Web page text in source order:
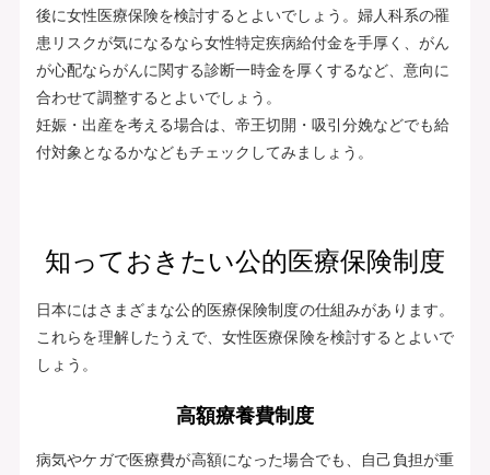
後に女性医療保険を検討するとよいでしょう。婦人科系の罹
患リスクが気になるなら女性特定疾病給付金を手厚く、がん
が心配ならがんに関する診断一時金を厚くするなど、意向に
合わせて調整するとよいでしょう。
妊娠・出産を考える場合は、帝王切開・吸引分娩などでも給
付対象となるかなどもチェックしてみましょう。
知っておきたい公的医療保険制度
日本にはさまざまな公的医療保険制度の仕組みがあります。
これらを理解したうえで、女性医療保険を検討するとよいで
しょう。
高額療養費制度
病気やケガで医療費が高額になった場合でも、自己負担が重